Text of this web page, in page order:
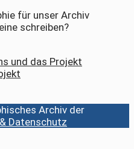
für unser Archiv
schreiben?
und das Projekt
Archiv der
Datenschutz